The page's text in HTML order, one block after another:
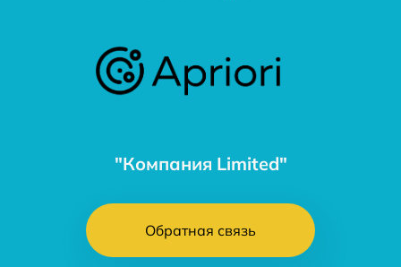
"Компания Limited"
Обратная связь